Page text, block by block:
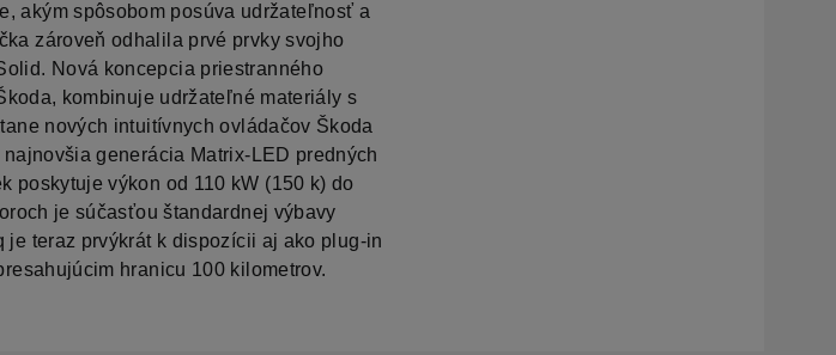
akým spôsobom posúva udržateľnosť a
zároveň odhalila prvé prvky svojho
Nová koncepcia priestranného
kombinuje udržateľné materiály s
nových intuitívnych ovládačov Škoda
generácia Matrix-LED predných
poskytuje výkon od 110 kW (150 k) do
je súčasťou štandardnej výbavy
teraz prvýkrát k dispozícii aj ako plug-in
hranicu 100 kilometrov.